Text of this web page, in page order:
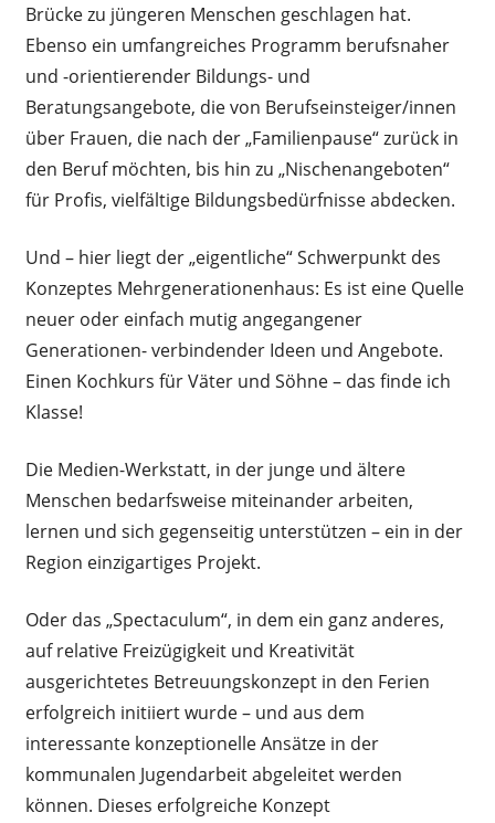
Brücke zu jüngeren Menschen geschlagen hat.
Ebenso ein umfangreiches Programm berufsnaher
und -orientierender Bildungs- und
Beratungsangebote, die von Berufseinsteiger/innen
über Frauen, die nach der „Familienpause“ zurück in
den Beruf möchten, bis hin zu „Nischenangeboten“
für Profis, vielfältige Bildungsbedürfnisse abdecken.
Und – hier liegt der „eigentliche“ Schwerpunkt des
Konzeptes Mehrgenerationenhaus: Es ist eine Quelle
neuer oder einfach mutig angegangener
Generationen- verbindender Ideen und Angebote.
Einen Kochkurs für Väter und Söhne – das finde ich
Klasse!
Die Medien-Werkstatt, in der junge und ältere
Menschen bedarfsweise miteinander arbeiten,
lernen und sich gegenseitig unterstützen – ein in der
Region einzigartiges Projekt.
Oder das „Spectaculum“, in dem ein ganz anderes,
auf relative Freizügigkeit und Kreativität
ausgerichtetes Betreuungskonzept in den Ferien
erfolgreich initiiert wurde – und aus dem
interessante konzeptionelle Ansätze in der
kommunalen Jugendarbeit abgeleitet werden
können. Dieses erfolgreiche Konzept